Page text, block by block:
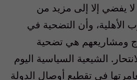
يفضي إلا إلى مزيد من
الأهلية، وأن التضحية في
ومشاريعهم هي تضحية
الشيعية السياسية اليوم
في تقطيع أوصال الدولة